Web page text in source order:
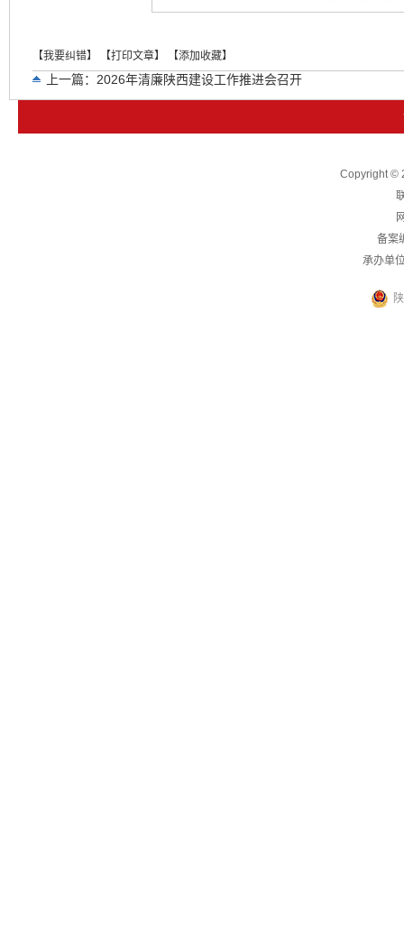
【我要纠错】 【打印文章】 【添加收藏】
上一篇： 2026年清廉陕西建设工作推进会召开
Copyright ©
备案
承办单